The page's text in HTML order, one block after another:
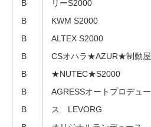
B
B
B
B
B
B
B
リーS2000
KWM S2000
ALTEX S2000
CSオハラ★AZUR★制動屋
★NUTEC★S2000
AGRESSオートプロデュー
ス LEVORG